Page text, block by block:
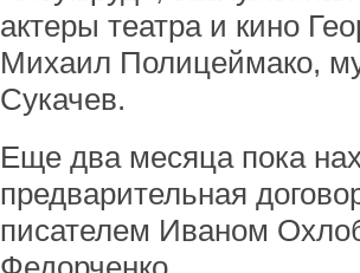
актеры театра и кино
Михаил Полицеймако,
Сукачев.
Еще два месяца пока
предварительная
писателем Иваном